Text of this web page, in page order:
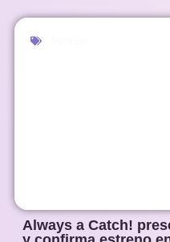
Always a Catch!